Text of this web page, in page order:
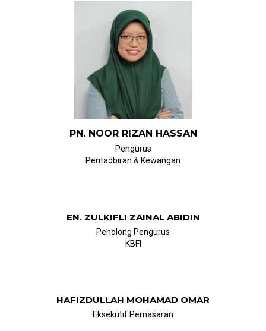
PN. NOOR RIZAN HASSAN
Pengurus
Pentadbiran & Kewangan
EN. ZULKIFLI ZAINAL ABIDIN
Penolong Pengurus
KBFI
HAFIZDULLAH MOHAMAD OMAR
Eksekutif Pemasaran